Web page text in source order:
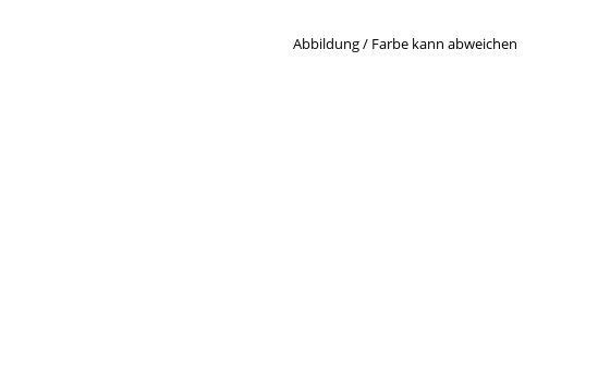
Abbildung / Farbe kann abweichen